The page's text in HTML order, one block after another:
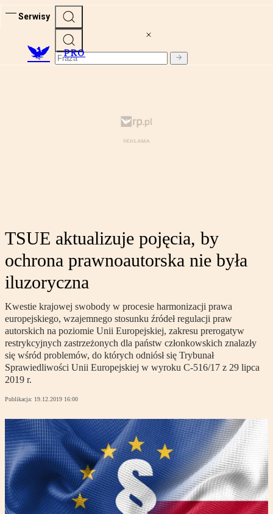
Serwisy
PRO
TSUE aktualizuje pojęcia, by
ochrona prawnoautorska nie była
iluzoryczna
Kwestie krajowej swobody w procesie harmonizacji prawa
europejskiego, wzajemnego stosunku źródeł regulacji praw
autorskich na poziomie Unii Europejskiej, zakresu prerogatyw
restrykcyjnych zastrzeżonych dla państw członkowskich znalazły
się wśród problemów, do których odniósł się Trybunał
Sprawiedliwości Unii Europejskiej w wyroku C-516/17 z 29 lipca
2019 r.
Publikacja: 19.12.2019 16:00